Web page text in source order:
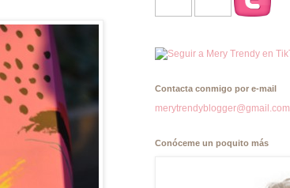
Contacta conmigo por e-mail
merytrendyblogger@gmail.com
Conóceme un poquito más